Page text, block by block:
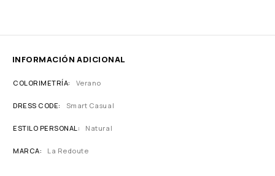
INFORMACIÓN ADICIONAL
COLORIMETRÍA Verano
DRESS CODE Smart Casual
ESTILO PERSONAL Natural
MARCA La Redoute